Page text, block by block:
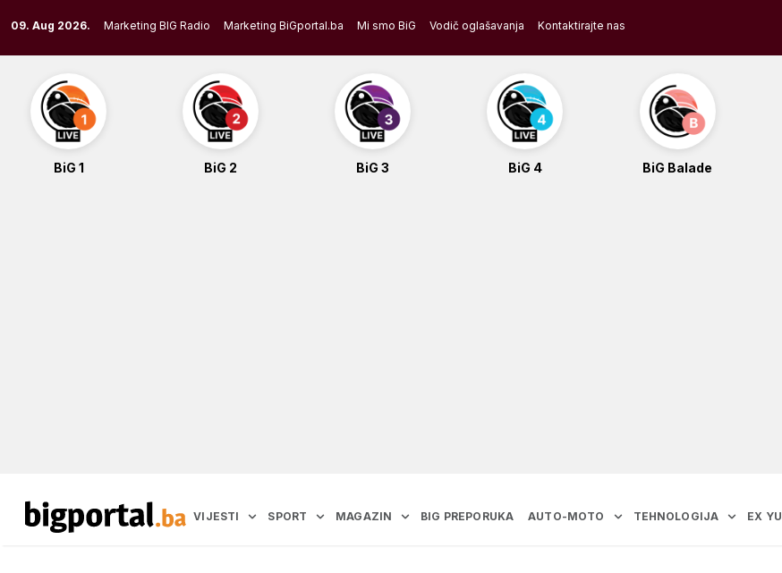
to
content
09. Aug 2026. Marketing BIG Radio Marketing BiGportal.ba Mi smo BiG Vodič oglašavanja Kontaktirajte nas
BiG 1 BiG 2 BiG 3 BiG 4 BiG Balade
VIJESTI SPORT MAGAZIN BIG PREPORUKA AUTO-MOTO TEHNOLOGIJA EX YU